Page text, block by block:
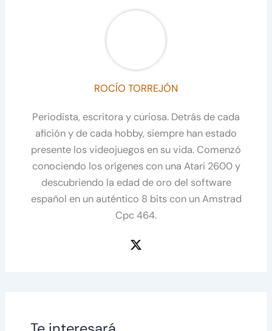
ROCÍO TORREJÓN
Periodista, escritora y curiosa. Detrás de cada
afición y de cada hobby, siempre han estado
presente los videojuegos en su vida. Comenzó
conociendo los orígenes con una Atari 2600 y
descubriendo la edad de oro del software
español en un auténtico 8 bits con un Amstrad
Cpc 464.